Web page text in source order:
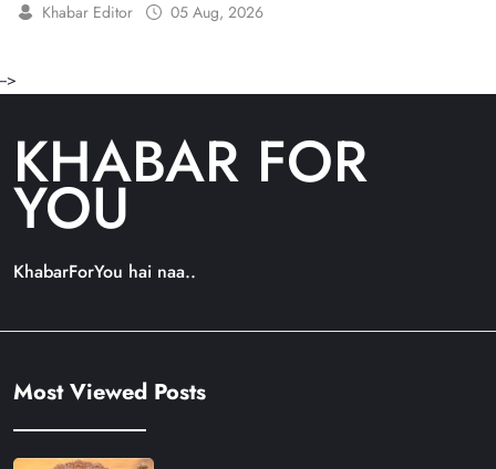
Khabar Editor 05 Aug, 2026
-->
KHABAR FOR
YOU
KhabarForYou hai naa..
Most Viewed Posts